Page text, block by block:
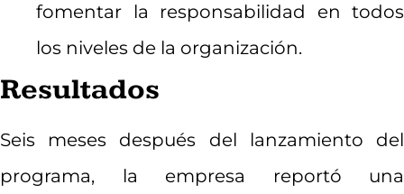
fomentar la responsabilidad en todos
los niveles de la organización.
Resultados
Seis meses después del lanzamiento del
programa, la empresa reportó una